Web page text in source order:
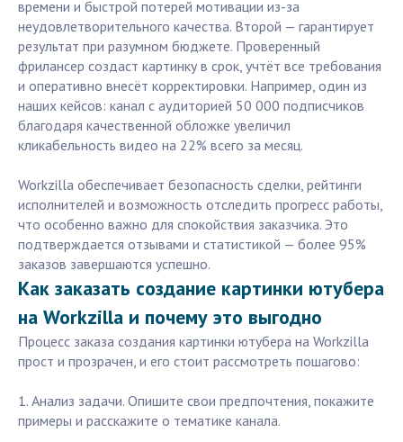
времени и быстрой потерей мотивации из-за
неудовлетворительного качества. Второй — гарантирует
результат при разумном бюджете. Проверенный
фрилансер создаст картинку в срок, учтёт все требования
и оперативно внесёт корректировки. Например, один из
наших кейсов: канал с аудиторией 50 000 подписчиков
благодаря качественной обложке увеличил
кликабельность видео на 22% всего за месяц.
Workzilla обеспечивает безопасность сделки, рейтинги
исполнителей и возможность отследить прогресс работы,
что особенно важно для спокойствия заказчика. Это
подтверждается отзывами и статистикой — более 95%
заказов завершаются успешно.
Как заказать создание картинки ютубера
на Workzilla и почему это выгодно
Процесс заказа создания картинки ютубера на Workzilla
прост и прозрачен, и его стоит рассмотреть пошагово:
1. Анализ задачи. Опишите свои предпочтения, покажите
примеры и расскажите о тематике канала.